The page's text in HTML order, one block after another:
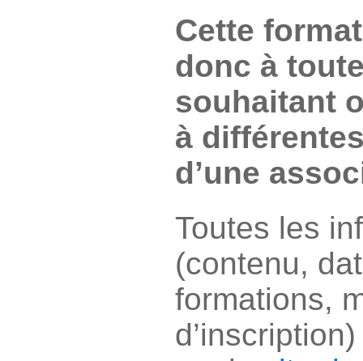
Cette
donc à
souhaitant
à
d’une
Toutes les
(contenu,
formations,